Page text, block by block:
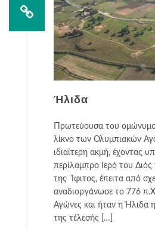
Ήλιδα
Πρωτεύουσα του
λίκνο των Ολυμπιακών
ιδιαίτερη ακμή, έχοντας
περίλαμπρο Ιερό του
της Ίφιτος, έπειτα από
αναδιοργάνωσε το 776
Αγώνες και ήταν η Ήλιδα
της τέλεσής […]